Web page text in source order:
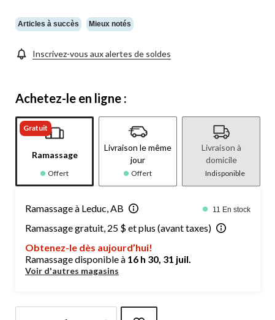
Articles à succès Mieux notés
Inscrivez-vous aux alertes de soldes
Achetez-le en ligne :
Gratuit
Ramassage
Offert
Livraison le même
jour
Offert
Livraison à
domicile
Indisponible
Ramassage à Leduc, AB 11 En stock
Ramassage gratuit, 25 $ et plus (avant taxes)
Obtenez-le dès aujourd’hui!
Ramassage disponible à 16 h 30, 31 juil.
Voir d'autres magasins